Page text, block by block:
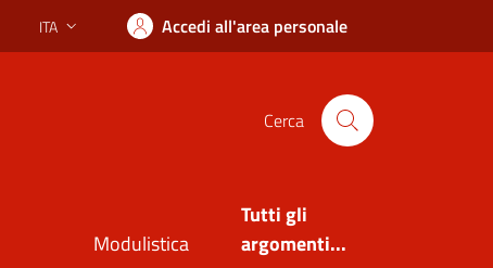
Lingua attiva:
ITA Accedi all'area personale
Cerca
Modulistica
Tutti gli
argomenti...